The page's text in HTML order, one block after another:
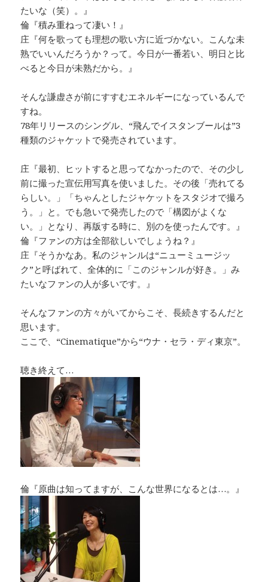
たいな（笑）。』
倫『積み重ねって凄い！』
庄『何を歌っても理想の歌い方に近づかない。こんな未
熟でいいんだろうか？って。今日が一番若い、明日と比
べると今日が未熟だから。』
そんな謙虚さが前にすすむエネルギーになっているんで
すね。
78年リリースのシングル、“飛んでイスタンブールは”3
種類のジャケットで発売されています。
庄『最初、ヒットすると思ってなかったので、その少し
前に撮った宣伝用写真を使いました。その後「売れてる
らしい。」「ちゃんとしたジャケットをスタジオで撮ろ
う。」と。でも急いで発売したので「構図がよくな
い。」となり、再版する時に、別のを使ったんです。』
倫『ファンの方は全部欲しいでしょうね？』
庄『そうかなあ。私のジャンルは“ニューミュージッ
ク”と呼ばれて、全体的に「このジャンルが好き。」み
たいなファンの人が多いです。』
そんなファンの方々がいてからこそ、長続きするんだと
思います。
ここで、“Cinematique”から“ウナ・セラ・ディ東京”。
聴き終えて…
倫『原曲は知ってますが、こんな世界になるとは…。』